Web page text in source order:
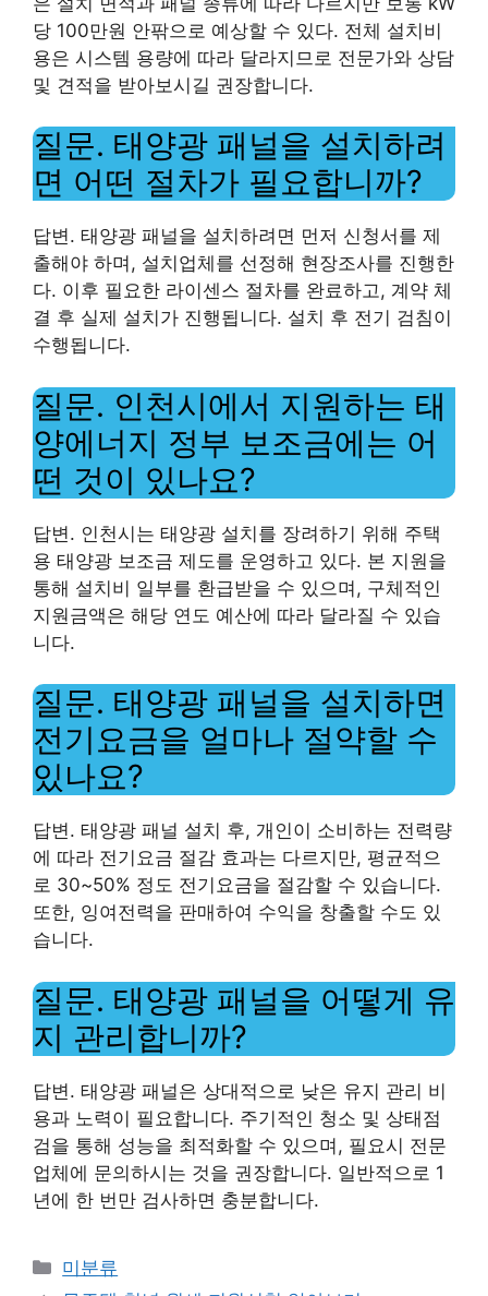
당 100만원 안팎으로 예상할 수 있다. 전체 설치비
용은 시스템 용량에 따라 달라지므로 전문가와 상담
및 견적을 받아보시길 권장합니다.
질문. 태양광 패널을 설치하려
면 어떤 절차가 필요합니까?
답변. 태양광 패널을 설치하려면 먼저 신청서를 제
출해야 하며, 설치업체를 선정해 현장조사를 진행한
다. 이후 필요한 라이센스 절차를 완료하고, 계약 체
결 후 실제 설치가 진행됩니다. 설치 후 전기 검침이
수행됩니다.
질문. 인천시에서 지원하는 태
양에너지 정부 보조금에는 어
떤 것이 있나요?
답변. 인천시는 태양광 설치를 장려하기 위해 주택
용 태양광 보조금 제도를 운영하고 있다. 본 지원을
통해 설치비 일부를 환급받을 수 있으며, 구체적인
지원금액은 해당 연도 예산에 따라 달라질 수 있습
니다.
질문. 태양광 패널을 설치하면
전기요금을 얼마나 절약할 수
있나요?
답변. 태양광 패널 설치 후, 개인이 소비하는 전력량
에 따라 전기요금 절감 효과는 다르지만, 평균적으
로 30~50% 정도 전기요금을 절감할 수 있습니다.
또한, 잉여전력을 판매하여 수익을 창출할 수도 있
습니다.
질문. 태양광 패널을 어떻게 유
지 관리합니까?
답변. 태양광 패널은 상대적으로 낮은 유지 관리 비
용과 노력이 필요합니다. 주기적인 청소 및 상태점
검을 통해 성능을 최적화할 수 있으며, 필요시 전문
업체에 문의하시는 것을 권장합니다. 일반적으로 1
년에 한 번만 검사하면 충분합니다.
Categories
미분류